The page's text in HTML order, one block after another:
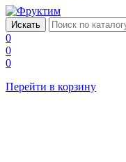
0
0
0
Перейти в корзину